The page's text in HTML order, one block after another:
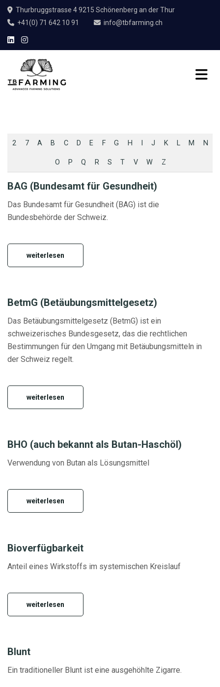
Thurbruggstrasse 4 9215 Schönenberg an der Thur
+41(0) 71 642 10 91
info@tbfarming.ch
2 7 A B C D E F G H J K L M N
O P Q R S T V W Z
BAG (Bundesamt für Gesundheit)
Das Bundesamt für Gesundheit (BAG) ist die
Bundesbehörde der Schweiz.
weiterlesen
BetmG (Betäubungsmittelgesetz)
Das Betäubungsmittelgesetz (BetmG) ist ein
schweizerisches Bundesgesetz, das die rechtlichen
Bestimmungen für den Umgang mit Betäubungsmitteln in
der Schweiz regelt.
weiterlesen
BHO (auch bekannt als Butan-Haschöl)
Verwendung von Butan als Lösungsmittel
weiterlesen
Bioverfügbarkeit
Anteil eines Wirkstoffs im systemischen Kreislauf
weiterlesen
Blunt
Ein traditioneller Blunt ist eine ausgehöhlte Zigarre.